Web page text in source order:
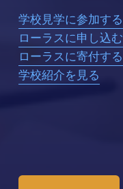
学校見学に参加する
ローラスに申し込む
ローラスに寄付する
学校紹介を見る